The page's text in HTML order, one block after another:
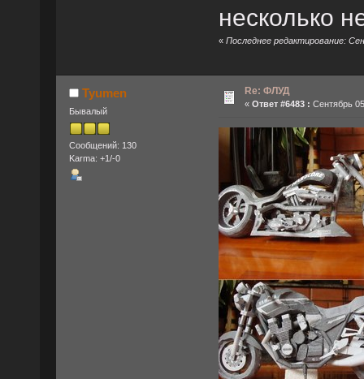
несколько
« Последнее редактирование:
Tyumen
Бывалый
Сообщений: 130
Karma: +1/-0
Re: ФЛУД
« Ответ #6483 : Сентябрь